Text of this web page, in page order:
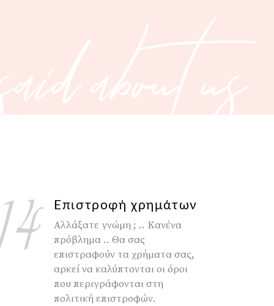
about us
Επιστροφή χρημάτων
Αλλάξατε γνώμη ; .. Κανένα
πρόβλημα .. Θα σας
επιστραφούν τα χρήματα σας,
αρκεί να καλύπτονται οι όροι
που περιγράφονται στη
πολιτική επιστροφών.